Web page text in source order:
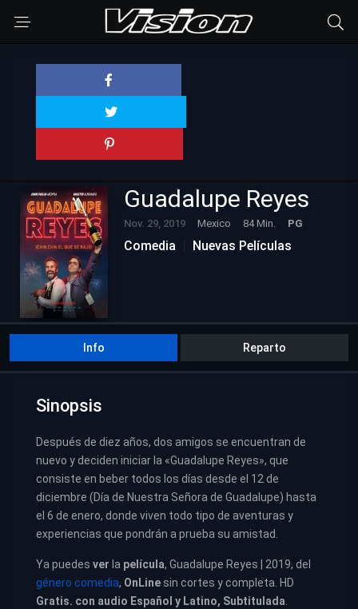
Guadalupe Reyes
Nov. 29, 2019 Mexico 84 Min. PG
Comedia Nuevas Películas
Info Reparto
Sinopsis
Después de diez años, dos amigos se encuentran de
nuevo y deciden iniciar la «Guadalupe Reyes», que
consiste en beber todos los días desde el 12 de
diciembre (Día de Nuestra Señora de Guadalupe) hasta
el 6 de enero, donde viven todo tipo de aventuras y
experiencias que pondrán a prueba su amistad.
Ya puedes ver la película, Guadalupe Reyes | 2019, del
género comedia, OnLine sin cortes y completa. HD
Gratis. con audio Español y Latino, Subtitulada